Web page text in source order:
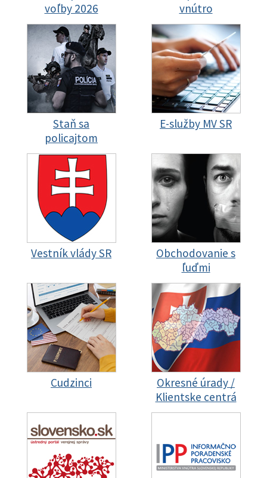
voľby 2026
vnútro
Staň sa
policajtom
E-služby MV SR
Vestník vlády SR
Obchodovanie s
ľuďmi
Cudzinci
Okresné úrady /
Klientske centrá